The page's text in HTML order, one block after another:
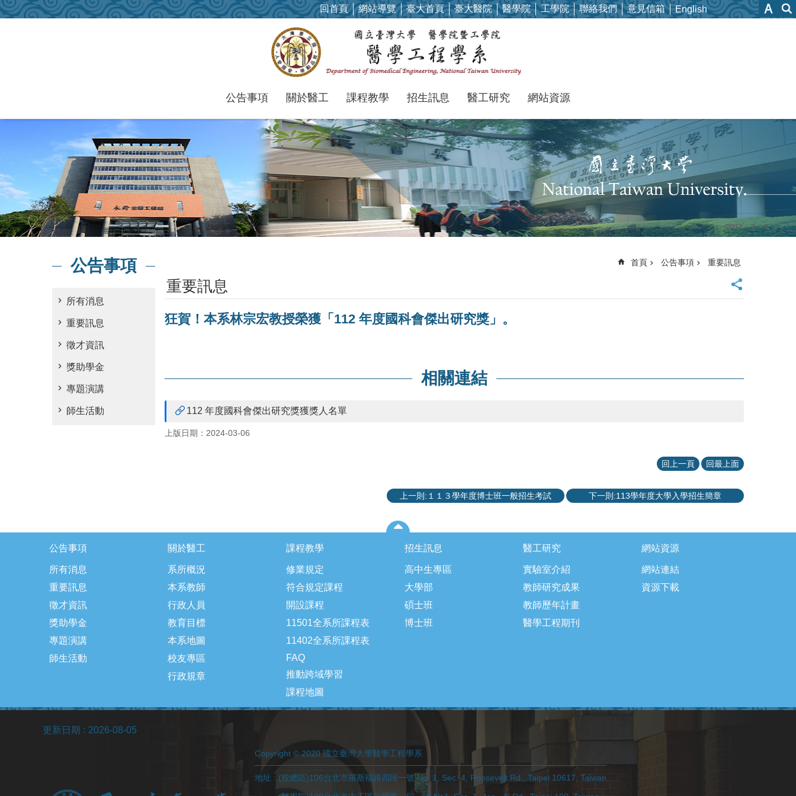
跳到主要內容區塊 回首頁 網站導覽 臺大首頁 臺大醫院 醫學院 工學院 聯絡我們 意見信箱 English
公告事項 關於醫工 課程教學 招生訊息 醫工研究 網站資源
公告事項
所有消息
重要訊息
徵才資訊
獎助學金
專題演講
師生活動
首頁 公告事項 重要訊息
重要訊息
狂賀！本系林宗宏教授榮獲「112 年度國科會傑出研究獎」。
相關連結
112 年度國科會傑出研究獎獲獎人名單
上版日期：2024-03-06
回上一頁 回最上面
上一則:１１３學年度博士班一般招生考試 下一則:113學年度大學入學招生簡章
公告事項
所有消息
重要訊息
徵才資訊
獎助學金
專題演講
師生活動
關於醫工
系所概況
本系教師
行政人員
教育目標
本系地圖
校友專區
行政規章
課程教學
修業規定
符合規定課程
開設課程
11501全系所課程表
11402全系所課程表
FAQ
推動跨域學習
課程地圖
招生訊息
高中生專區
大學部
碩士班
博士班
醫工研究
實驗室介紹
教師研究成果
教師歷年計畫
醫學工程期刊
網站資源
網站連結
資源下載
更新日期 2026-08-05
Copyright © 2020 國立臺灣大學醫學工程學系
地址 : (校總區)106台北市羅斯福路四段一號 No. 1, Sec. 4, Roosevelt Rd., Taipei 10617, Taiwan